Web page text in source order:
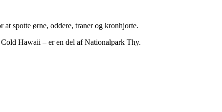
spotte ørne, oddere, traner og kronhjorte.
Hawaii – er en del af Nationalpark Thy.